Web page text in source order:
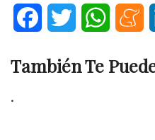
FacebookTwitter
También Te
.